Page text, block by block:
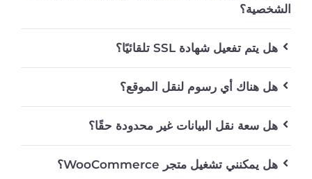
الشخصية؟
هل يتم تفعيل شهادة SSL تلقائيًا؟
هل هناك أي رسوم لنقل الموقع؟
هل سعة نقل البيانات غير محدودة حقًا؟
هل يمكنني تشغيل متجر WooCommerce؟